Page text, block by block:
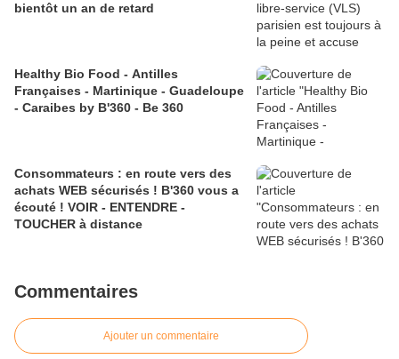
bientôt un an de retard
Healthy Bio Food - Antilles
Françaises - Martinique - Guadeloupe
- Caraibes by B'360 - Be 360
Consommateurs : en route vers des
achats WEB sécurisés ! B'360 vous a
écouté ! VOIR - ENTENDRE -
TOUCHER à distance
Commentaires
Ajouter un commentaire